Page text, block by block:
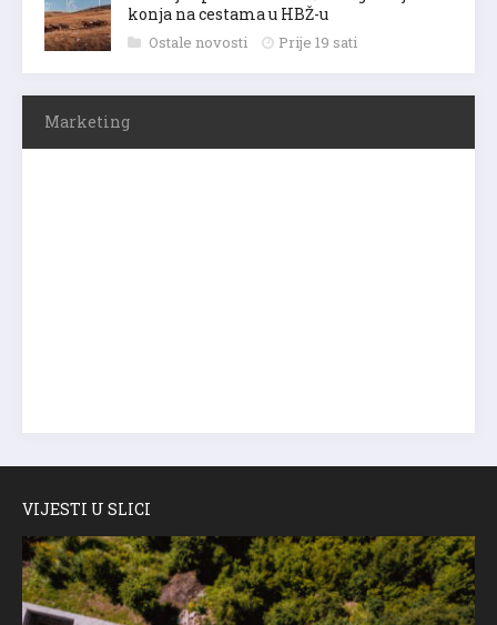
konja na cestama u HBŽ-u
Ostale novosti Prije 19 sati
Marketing
VIJESTI U SLICI